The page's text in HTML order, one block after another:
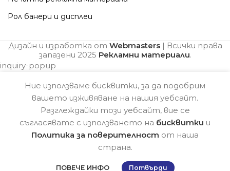
Рол банери и дисплеи
Дизайн и изработка от Webmasters| Всички права
запазени 2025 Рекламни материали.
inquiry-popup
Ние използваме бисквитки, за да подобрим
вашето изживяване на нашия уебсайт.
Разглеждайки този уебсайт, вие се
съгласявате с използването на бисквитки и
Политика за поверителност от наша
страна.
ПОВЕЧЕ ИНФО Потвърди